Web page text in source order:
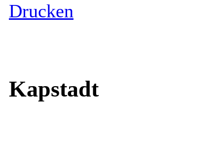
Drucken
Kapstadt